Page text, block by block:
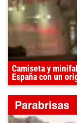
Camiseta y
España con un